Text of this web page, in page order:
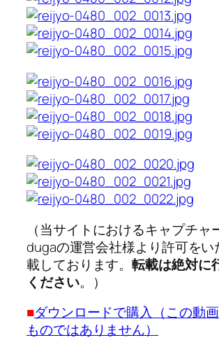
（当サイトにおけるキャプチャ
dugaの運営会社様より許可をい
載しております。転載は絶対に
ください。）
■ダウンロードで購入（この動
ものではありません）